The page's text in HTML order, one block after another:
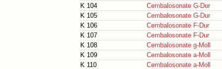
K 104
Cembalosonate G-Dur
K 105
Cembalosonate G-Dur
K 106
Cembalosonate F-Dur
K 107
Cembalosonate F-Dur
K 108
Cembalosonate g-Moll
K 109
Cembalosonate a-Moll
K 110
Cembalosonate a-Moll